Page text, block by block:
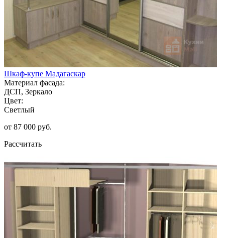
Шкаф-купе Мадагаскар
Материал фасада:
ДСП, Зеркало
Цвет:
Светлый
от 87 000 руб.
Рассчитать